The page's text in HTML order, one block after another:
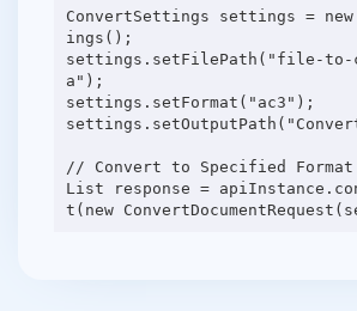
ConvertSettings settings =
ings();
settings.setFilePath("file-to-
a");
settings.setFormat("ac3");
// Convert to Specified Format
List response =